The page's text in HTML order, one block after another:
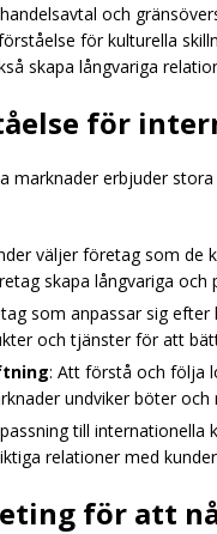
och
för kulturella
skapa långvariga
för
marknader erbjuder
väljer företag som de
skapa långvariga och
som anpassar sig
och tjänster för att
: Att förstå och följa
undviker böter
till internationella
relationer med
för att